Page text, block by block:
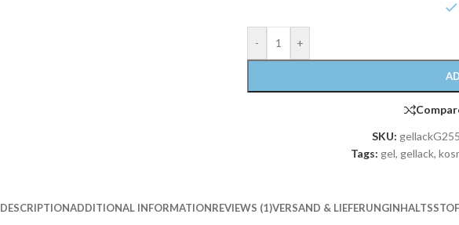
- +
SKU: gellackG255
Tags: gel, gellack,
DESCRIPTIONADDITIONAL INFORMATIONREVIEWS (1)VERSAND & LIEFERUNG